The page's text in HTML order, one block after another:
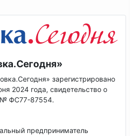
зарегистрировано
2024 года, свидетельство о
№ ФС77-87554.
предприниматель